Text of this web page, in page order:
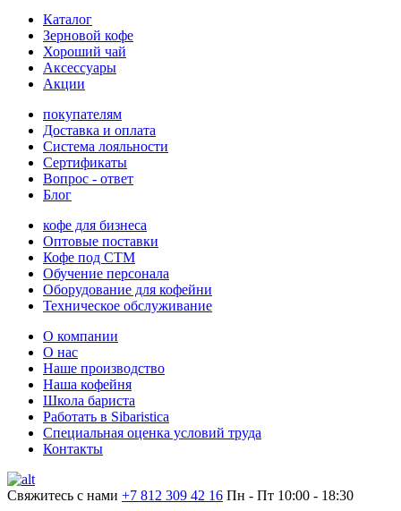
Каталог
Зерновой кофе
Хороший чай
Аксессуары
Акции
покупателям
Доставка и оплата
Система лояльности
Сертификаты
Вопрос - ответ
Блог
кофе для бизнеса
Оптовые поставки
Кофе под СТМ
Обучение персонала
Оборудование для кофейни
Техническое обслуживание
О компании
О нас
Наше производство
Наша кофейня
Школа бариста
Работать в Sibaristica
Специальная оценка условий труда
Контакты
Свяжитесь с нами +7 812 309 42 16 Пн - Пт 10:00 - 18:30